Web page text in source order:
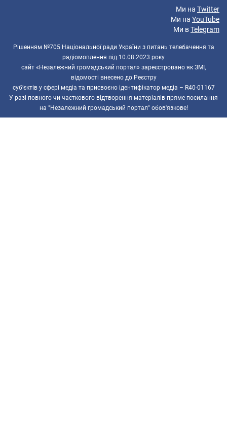
Ми на Twitter
Ми на YouTube
Ми вTelegram
Рішенням №705 Національної ради України з питань телебачення та
радіомовлення від 10.08.2023 року
сайт «Незалежний громадський портал» зареєстровано як ЗМІ,
відомості внесено до Реєстру
суб’єктів у сфері медіа та присвоєно ідентифікатор медіа – R40-01167
У разі повного чи часткового відтворення матеріалів пряме посилання
на "Незалежний громадський портал" обов'язкове!